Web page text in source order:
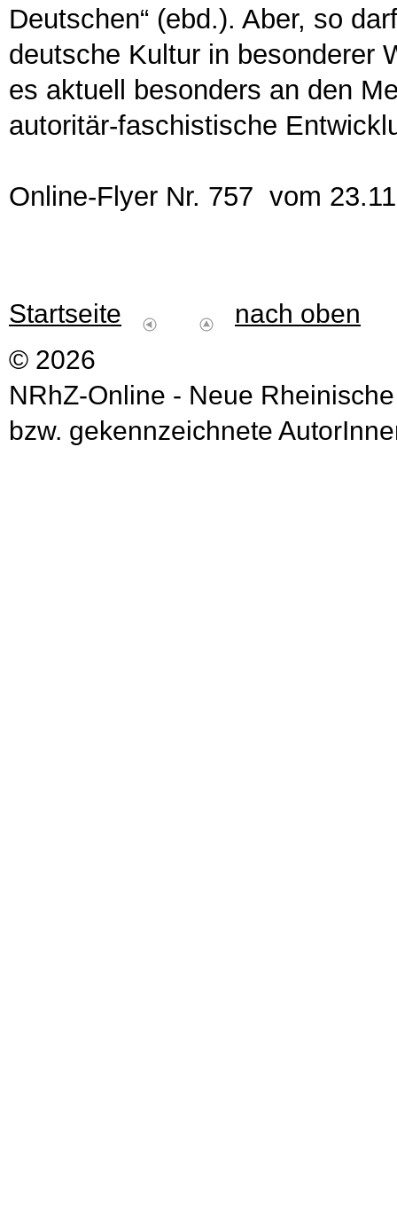
Deutschen“ (ebd.). Aber, so
deutsche Kultur in besonderer
es aktuell besonders an den
autoritär-faschistische
Online-Flyer Nr. 757 vom
Startseite
nach oben
© 2026
NRhZ-Online - Neue
bzw. gekennzeichnete